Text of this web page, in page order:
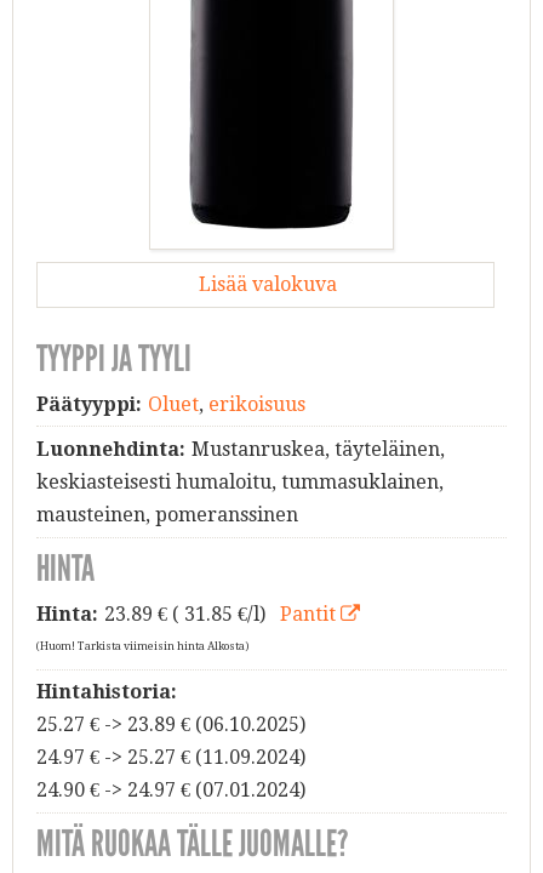
Lisää valokuva
TYYPPI JA TYYLI
Päätyyppi: Oluet, erikoisuus
Luonnehdinta: Mustanruskea, täyteläinen,
keskiasteisesti humaloitu, tummasuklainen,
mausteinen, pomeranssinen
HINTA
Hinta: 23.89 € ( 31.85 €/l) Pantit
(Huom! Tarkista viimeisin hinta Alkosta)
Hintahistoria:
25.27 € -> 23.89 € (06.10.2025)
24.97 € -> 25.27 € (11.09.2024)
24.90 € -> 24.97 € (07.01.2024)
MITÄ RUOKAA TÄLLE JUOMALLE?